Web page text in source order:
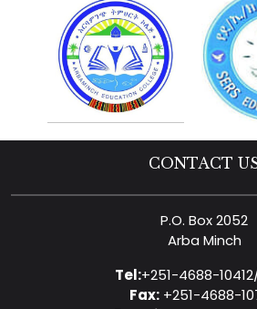
CONTACT
P.O. Box 2052
Arba Minch
Tel:+251-4688-
Fax:+251-4688-